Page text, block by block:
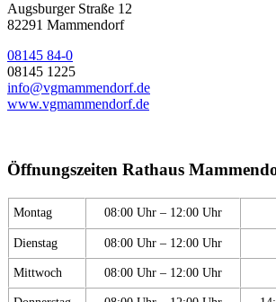
Augsburger Straße 12
82291 Mammendorf
08145 84-0
08145 1225
info@vgmammendorf.de
www.vgmammendorf.de
Öffnungszeiten Rathaus
Montag 08:00 Uhr – 12:00 Uhr
Dienstag 08:00 Uhr – 12:00 Uhr
Mittwoch 08:00 Uhr – 12:00 Uhr